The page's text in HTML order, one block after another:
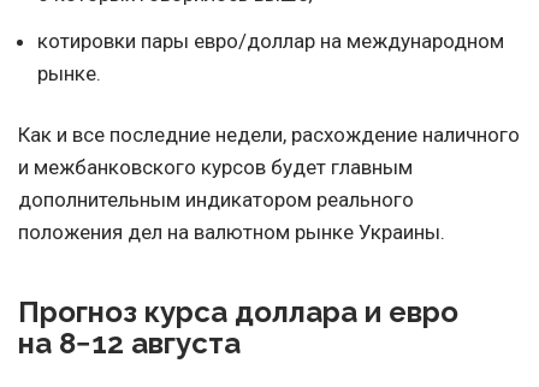
котировки пары евро/доллар на международном
рынке.
Как и все последние недели, расхождение наличного
и межбанковского курсов будет главным
дополнительным индикатором реального
положения дел на валютном рынке Украины.
Прогноз курса доллара и евро
на 8−12 августа